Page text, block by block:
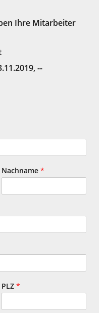
Ihre Mitarbeiter
,--
Nachname *
PLZ *